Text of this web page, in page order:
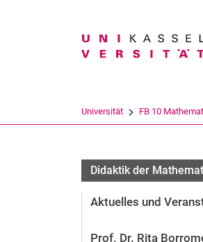
Universität FB 10
Didaktik der
Aktuelles und
Prof. Dr. Rita